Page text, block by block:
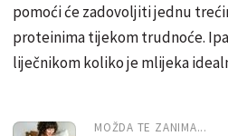
pomoći će zadovoljiti jednu
proteinima tijekom trudnoće.
liječnikom koliko je mlijeka
MOŽDA TE ZANIMA...